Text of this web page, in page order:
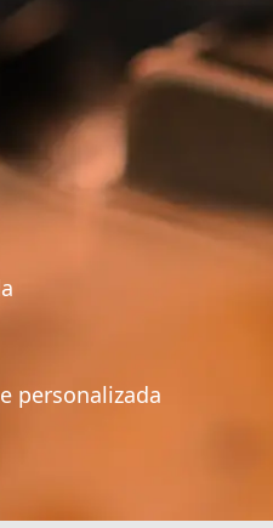
personalizada